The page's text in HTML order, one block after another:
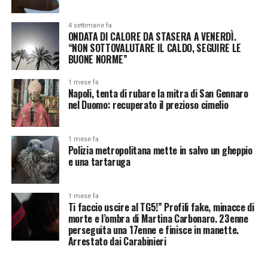
4 settimane fa
ONDATA DI CALORE DA STASERA A VENERDÌ.
“NON SOTTOVALUTARE IL CALDO, SEGUIRE LE
BUONE NORME”
1 mese fa
Napoli, tenta di rubare la mitra di San Gennaro
nel Duomo: recuperato il prezioso cimelio
1 mese fa
Polizia metropolitana mette in salvo un gheppio
e una tartaruga
1 mese fa
Ti faccio uscire al TG5!” Profili fake, minacce di
morte e l’ombra di Martina Carbonaro. 23enne
perseguita una 17enne e finisce in manette.
Arrestato dai Carabinieri